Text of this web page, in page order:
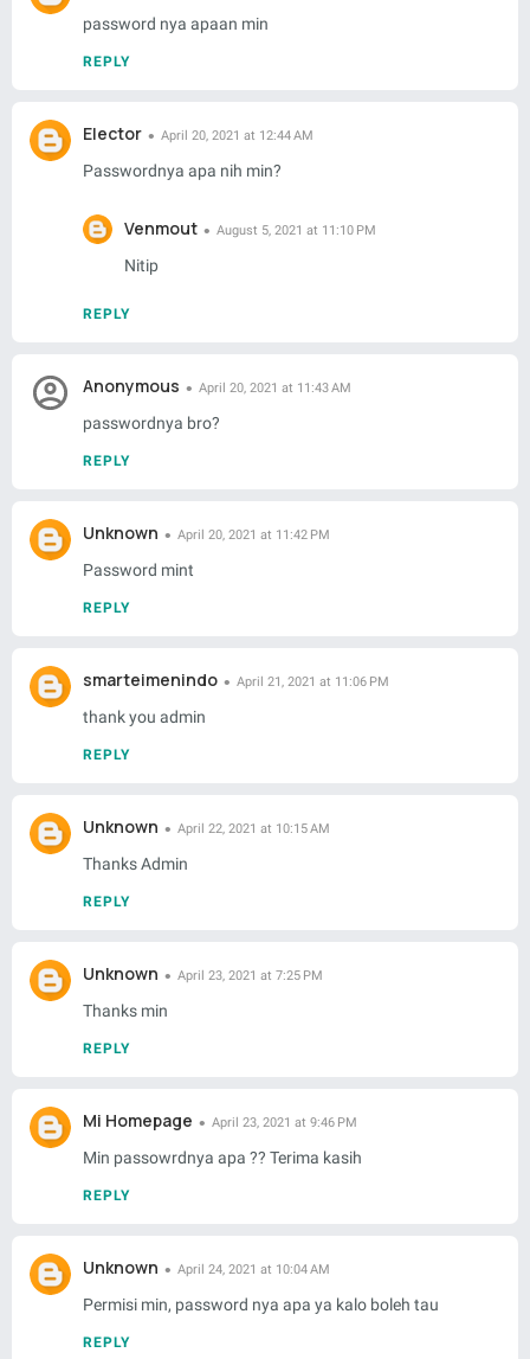
password nya apaan min
REPLY
Elector April 20, 2021 at 12:44 AM
Passwordnya apa nih min?
REPLY
Venmout August 5, 2021 at 11:10 PM
Nitip
Anonymous April 20, 2021 at 11:43 AM
passwordnya bro?
REPLY
Unknown April 20, 2021 at 11:42 PM
Password mint
REPLY
smarteimenindo April 21, 2021 at 11:06 PM
thank you admin
REPLY
Unknown April 22, 2021 at 10:15 AM
Thanks Admin
REPLY
Unknown April 23, 2021 at 7:25 PM
Thanks min
REPLY
Mi Homepage April 23, 2021 at 9:46 PM
Min passowrdnya apa ?? Terima kasih
REPLY
Unknown April 24, 2021 at 10:04 AM
Permisi min, password nya apa ya kalo boleh tau
REPLY